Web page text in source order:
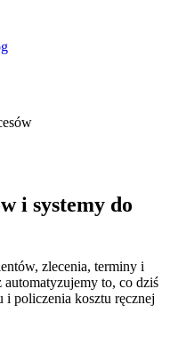
i systemy do
zlecenia, terminy i
to, co dziś
i policzenia kosztu ręcznej